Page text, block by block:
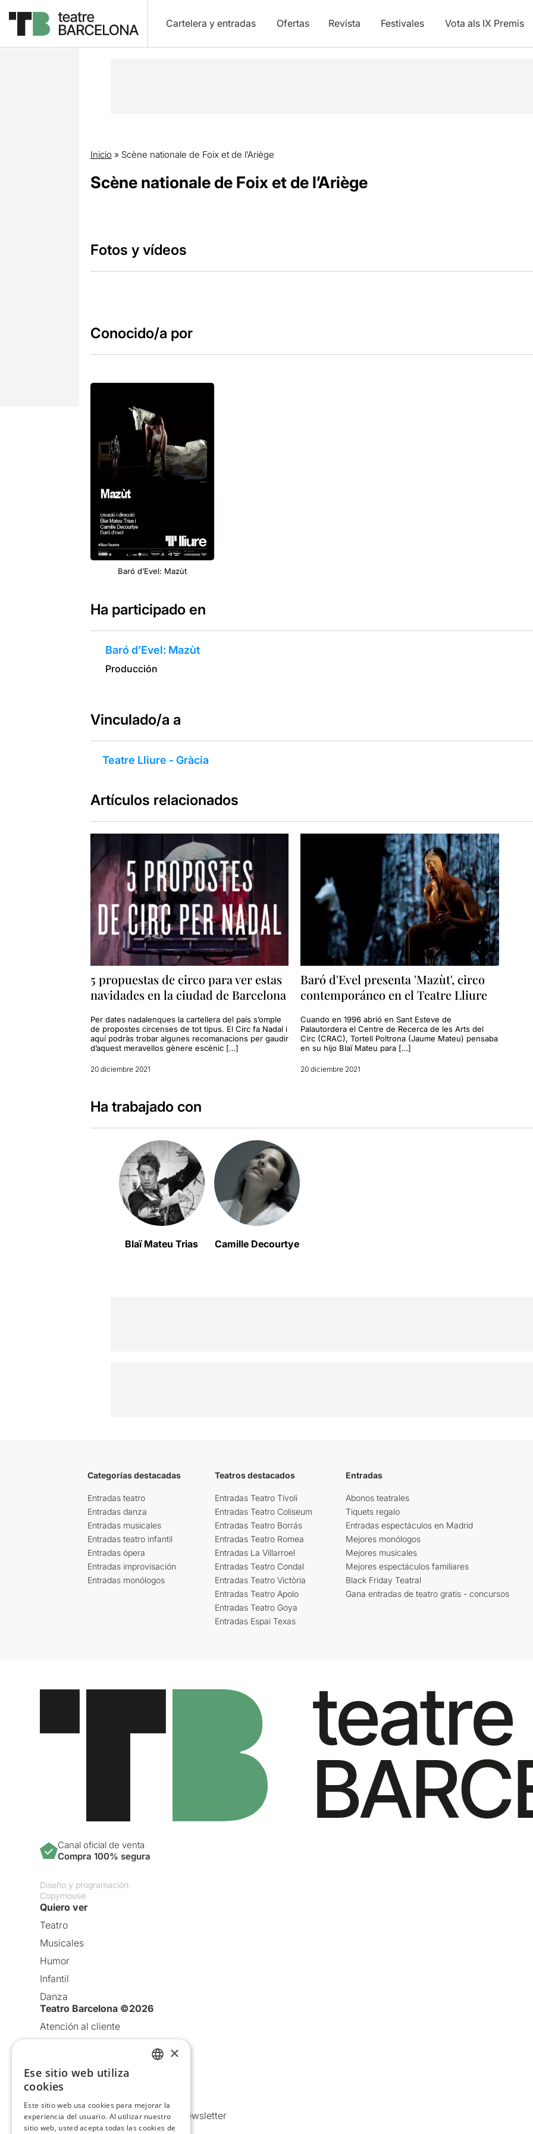
Cartelera y entradas Ofertas Revista Festivales Vota als IX Premis
Inicio » Scène nationale de Foix et de l’Ariège
Scène nationale de Foix et de l’Ariège
Fotos y vídeos
Conocido/a por
Baró d’Evel: Mazùt
Ha participado en
Baró d’Evel: Mazùt
Producción
Vinculado/a a
Teatre Lliure - Gràcia
Artículos relacionados
5 propuestas de circo para ver estas
navidades en la ciudad de Barcelona
Per dates nadalenques la cartellera del país s’omple
de propostes circenses de tot tipus. El Circ fa Nadal i
aquí podràs trobar algunes recomanacions per gaudir
d’aquest meravellos gènere escènic […]
20 diciembre 2021
Baró d'Evel presenta 'Mazùt', circo
contemporáneo en el Teatre Lliure
Cuando en 1996 abrió en Sant Esteve de
Palautordera el Centre de Recerca de les Arts del
Circ (CRAC), Tortell Poltrona (Jaume Mateu) pensaba
en su hijo Blaï Mateu para […]
20 diciembre 2021
Ha trabajado con
Blaï Mateu Trias Camille Decourtye
Categorías destacadas
Entradas teatro
Entradas danza
Entradas musicales
Entradas teatro infantil
Entradas ópera
Entradas improvisación
Entradas monólogos
Teatros destacados
Entradas Teatro Tívoli
Entradas Teatro Coliseum
Entradas Teatro Borrás
Entradas Teatro Romea
Entradas La Villarroel
Entradas Teatro Condal
Entradas Teatro Victòria
Entradas Teatro Apolo
Entradas Teatro Goya
Entradas Espai Texas
Entradas
Abonos teatrales
Tiquets regalo
Entradas espectáculos en Madrid
Mejores monólogos
Mejores musicales
Mejores espectáculos familiares
Black Friday Teatral
Gana entradas de teatro gratis - concursos
Canal oficial de venta
Compra 100% segura
Diseño y programación:
Copymouse
Quiero ver
Teatro
Musicales
Humor
Infantil
Danza
Teatro Barcelona ©2026
Atención al cliente
Política de Cookies
Comunicaciones comerciales y Newsletter
×
Ese sitio web utiliza
cookies
Este sitio web usa cookies para mejorar la
experiencia del usuario. Al utilizar nuestro
sitio web, usted acepta todas las cookies de